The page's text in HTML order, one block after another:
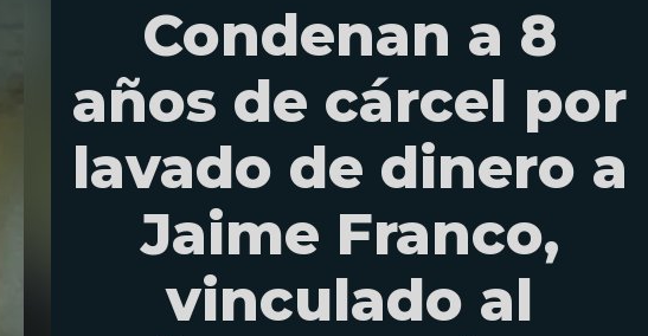
Condenan a 8
años de cárcel por
lavado de dinero a
Jaime Franco,
vinculado al